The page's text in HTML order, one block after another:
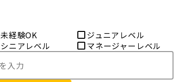
未経験OK
ジュニアレベル
シニアレベル
マネージャーレベル